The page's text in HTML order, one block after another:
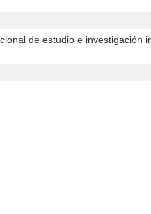
de estudio e investigación